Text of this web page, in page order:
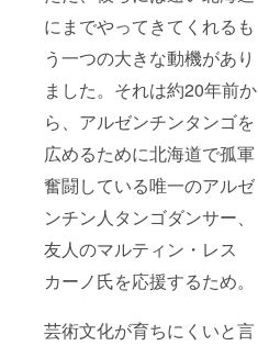
にまでやってきてくれるも
う一つの大きな動機があり
ました。それは約20年前か
ら、アルゼンチンタンゴを
広めるために北海道で孤軍
奮闘している唯一のアルゼ
ンチン人タンゴダンサー、
友人のマルティン・レス
カーノ氏を応援するため。
芸術文化が育ちにくいと言